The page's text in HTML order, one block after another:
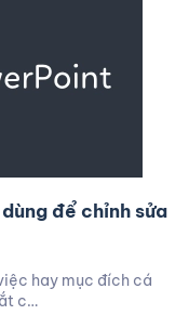
để chỉnh sửa
hay mục đích cá
c…